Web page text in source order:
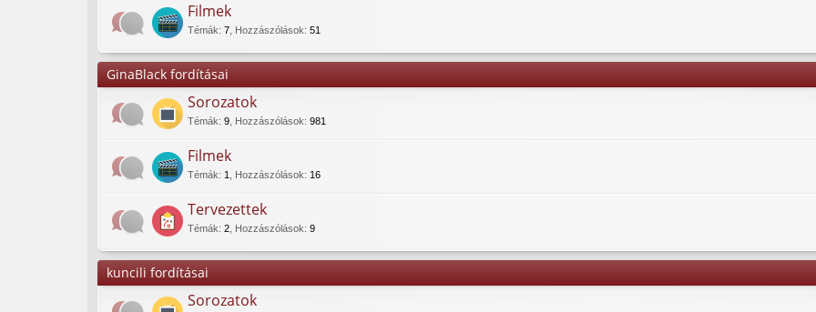
Filmek
Témák: 7 Hozzászólások: 51
GinaBlack fordításai
Sorozatok
Témák: 9 Hozzászólások: 981
Filmek
Témák: 1 Hozzászólások: 16
Tervezettek
Témák: 2 Hozzászólások: 9
kuncili fordításai
Sorozatok